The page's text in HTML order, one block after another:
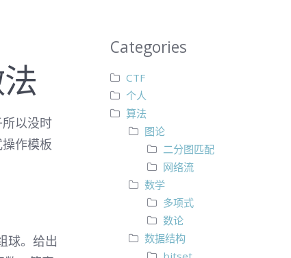
以没时
作模板
球。给出
Categories
CTF
个人
算法
图论
二分图匹配
网络流
数学
多项式
数论
数据结构